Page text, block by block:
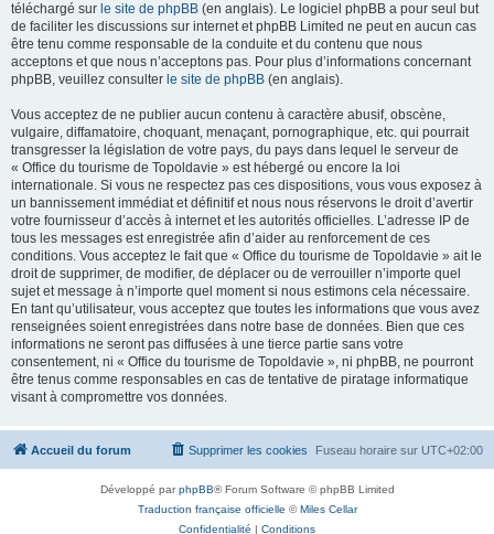
téléchargé sur le site de phpBB (en anglais). Le logiciel phpBB a pour seul but
de faciliter les discussions sur internet et phpBB Limited ne peut en aucun cas
être tenu comme responsable de la conduite et du contenu que nous
acceptons et que nous n’acceptons pas. Pour plus d’informations concernant
phpBB, veuillez consulter le site de phpBB (en anglais).
Vous acceptez de ne publier aucun contenu à caractère abusif, obscène,
vulgaire, diffamatoire, choquant, menaçant, pornographique, etc. qui pourrait
transgresser la législation de votre pays, du pays dans lequel le serveur de
« Office du tourisme de Topoldavie » est hébergé ou encore la loi
internationale. Si vous ne respectez pas ces dispositions, vous vous exposez à
un bannissement immédiat et définitif et nous nous réservons le droit d’avertir
votre fournisseur d’accès à internet et les autorités officielles. L’adresse IP de
tous les messages est enregistrée afin d’aider au renforcement de ces
conditions. Vous acceptez le fait que « Office du tourisme de Topoldavie » ait le
droit de supprimer, de modifier, de déplacer ou de verrouiller n’importe quel
sujet et message à n’importe quel moment si nous estimons cela nécessaire.
En tant qu’utilisateur, vous acceptez que toutes les informations que vous avez
renseignées soient enregistrées dans notre base de données. Bien que ces
informations ne seront pas diffusées à une tierce partie sans votre
consentement, ni « Office du tourisme de Topoldavie », ni phpBB, ne pourront
être tenus comme responsables en cas de tentative de piratage informatique
visant à compromettre vos données.
Accueil du forum Fuseau horaire sur UTC+02:00
Supprimer les cookies
Développé parphpBB® Forum Software © phpBB Limited
Traduction française officielle ©Miles Cellar
Confidentialité | Conditions